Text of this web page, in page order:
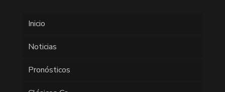
Inicio
Noticias
Pronósticos